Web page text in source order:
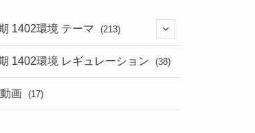
1402環境 テーマ (213)
1402環境 レギュレーション (38)
画 (17)